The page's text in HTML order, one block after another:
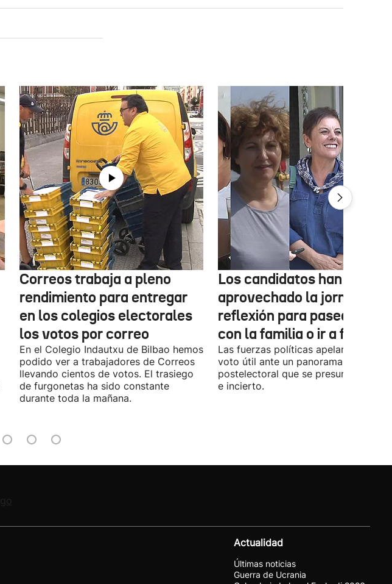
Correos trabaja a pleno
rendimiento para entregar
en los colegios electorales
los votos por correo
En el Colegio Indautxu de Bilbao hemos
podido ver a trabajadores de Correos
llevando cientos de votos. El trasiego
de furgonetas ha sido constante
durante toda la mañana.
Los candidatos han
aprovechado la jornada de
reflexión para pasear,
con la familia o ir a fiestas
Las fuerzas políticas apelaron ayer al
voto útil ante un panorama
postelectoral que se presume
e incierto.
Actualidad
Últimas noticias
Guerra de Ucrania